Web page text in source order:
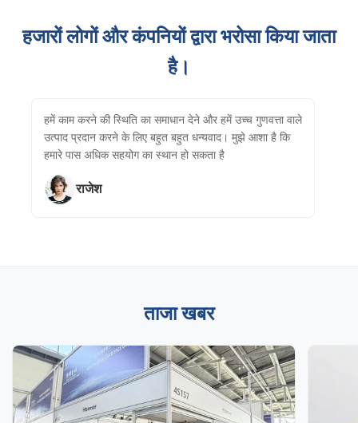
हजारों लोगों और कंपनियों द्वारा भरोसा किया जाता
है।
हमें काम करने की स्थिति का समाधान देने और हमें उच्च गुणवत्ता वाले
उत्पाद प्रदान करने के लिए बहुत बहुत धन्यवाद। मुझे आशा है कि
हमारे पास अधिक सहयोग का स्थान हो सकता है
राजेश
ताजा खबर